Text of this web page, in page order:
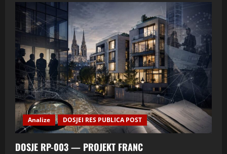
Analize DOSJEI RES PUBLICA POST
DOSJE RP-003 — PROJEKT FRANC